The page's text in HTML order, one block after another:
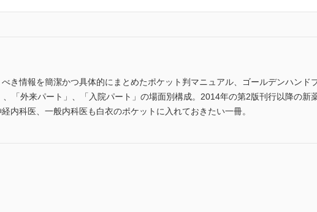
き情報を簡潔かつ具体的にまとめたポケット判マニュアル、ゴールデンハンド
「外来パート」、「入院パート」の場面別構成。2014年の第2版刊行以降の新
内科医、一般内科医も白衣のポケットに入れておきたい一冊。